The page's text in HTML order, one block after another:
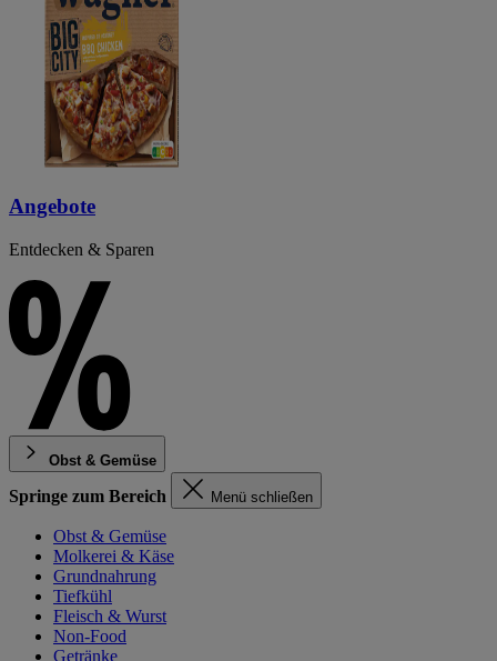
Angebote
Entdecken & Sparen
Obst & Gemüse
Springe zum Bereich Menü schließen
Obst & Gemüse
Molkerei & Käse
Grundnahrung
Tiefkühl
Fleisch & Wurst
Non-Food
Getränke